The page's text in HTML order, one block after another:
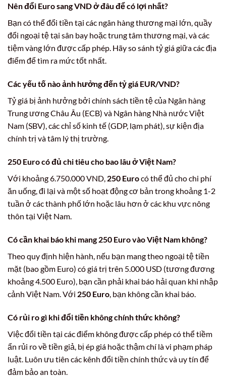
Nên đổi Euro sang VND ở đâu để có lợi nhất?
Bạn có thể đổi tiền tại các ngân hàng thương mại lớn, quầy
đổi ngoại tệ tại sân bay hoặc trung tâm thương mại, và các
tiệm vàng lớn được cấp phép. Hãy so sánh tỷ giá giữa các địa
điểm để tìm ra mức tốt nhất.
Các yếu tố nào ảnh hưởng đến tỷ giá EUR/VND?
Tỷ giá bị ảnh hưởng bởi chính sách tiền tệ của Ngân hàng
Trung ương Châu Âu (ECB) và Ngân hàng Nhà nước Việt
Nam (SBV), các chỉ số kinh tế (GDP, lạm phát), sự kiện địa
chính trị và tâm lý thị trường.
250 Euro có đủ chi tiêu cho bao lâu ở Việt Nam?
Với khoảng 6.750.000 VND, 250 Eurocó thể đủ cho chi phí
ăn uống, đi lại và một số hoạt động cơ bản trong khoảng 1-2
tuần ở các thành phố lớn hoặc lâu hơn ở các khu vực nông
thôn tại Việt Nam.
Có cần khai báo khi mang250 Eurovào Việt Nam không?
Theo quy định hiện hành, nếu bạn mang theo ngoại tệ tiền
mặt (bao gồm Euro) có giá trị trên 5.000 USD (tương đương
khoảng 4.500 Euro), bạn cần phải khai báo hải quan khi nhập
cảnh Việt Nam. Với 250 Euro , bạn không cần khai báo.
Có rủi ro gì khi đổi tiền không chính thức không?
Việc đổi tiền tại các điểm không được cấp phép có thể tiềm
ẩn rủi ro về tiền giả, bị ép giá hoặc thậm chí là vi phạm pháp
luật. Luôn ưu tiên các kênh đổi tiền chính thức và uy tín để
đảm bảo an toàn.